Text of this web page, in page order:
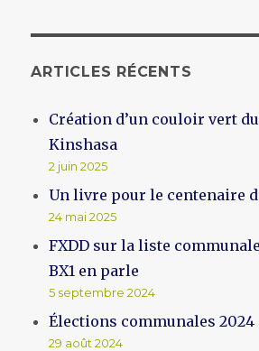
ARTICLES RÉCENTS
Création d’un couloir vert
Kinshasa
2 juin 2025
Un livre pour le centenaire
24 mai 2025
FXDD sur la liste
BX1 en parle
5 septembre 2024
Élections communales 2024
29 août 2024